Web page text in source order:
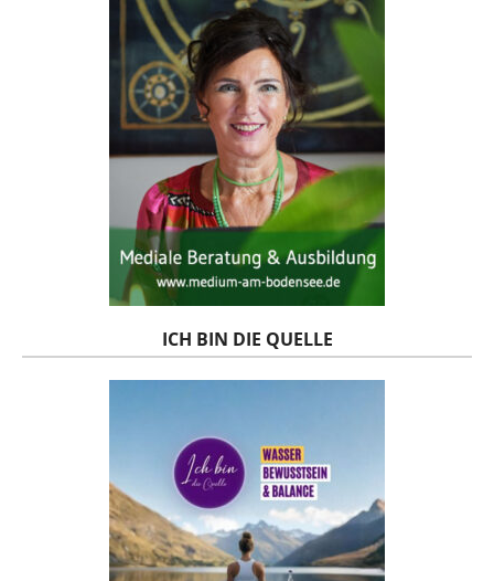
ICH BIN DIE QUELLE